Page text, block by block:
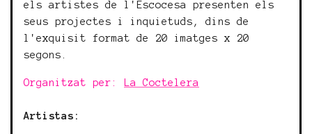
els artistes de l'Escocesa presenten els
seus projectes i inquietuds, dins de
l'exquisit format de 20 imatges x 20
segons.
Organitzat per: La Coctelera
Artistas: